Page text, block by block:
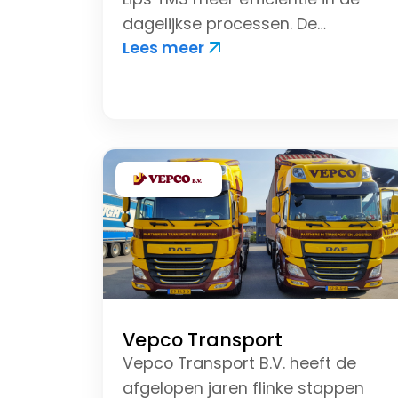
dagelijkse processen. De
administratieve lasten zijn
voordelen en ziet Erniesoft als een
strategische partner om voorop
te blijven lopen in de
zeecontainerlogistiek.
Lees meer
Vepco Transport
Vepco Transport B.V. heeft de
afgelopen jaren flinke stappen